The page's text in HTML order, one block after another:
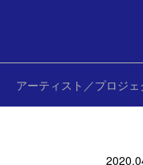
アーティスト／プロジェ